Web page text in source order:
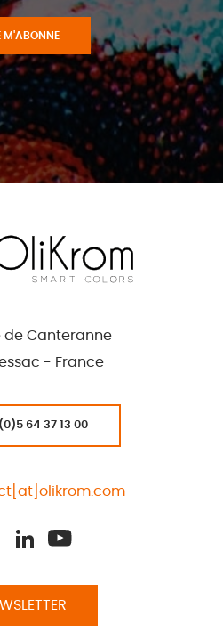
M'ABONNE
de Canteranne
- France
64 37 13 00